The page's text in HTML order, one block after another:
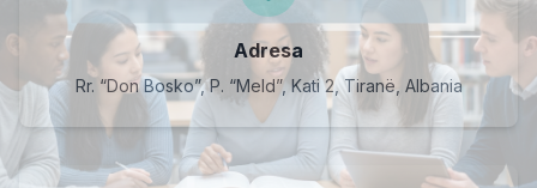
Adresa
Rr. “Don Bosko”, P. “Meld”, Kati 2, Tiranë, Albania